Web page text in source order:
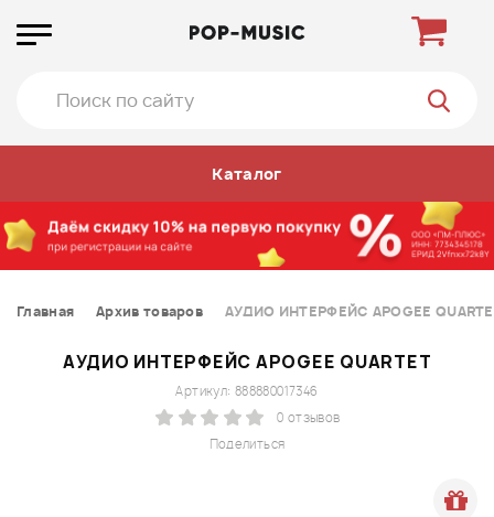
Каталог
Главная Архив товаров АУДИО ИНТЕРФЕЙС APOGEE
АУДИО ИНТЕРФЕЙС APOGEE QUARTET
Поделиться
Артикул: 888880017346
0 отзывов